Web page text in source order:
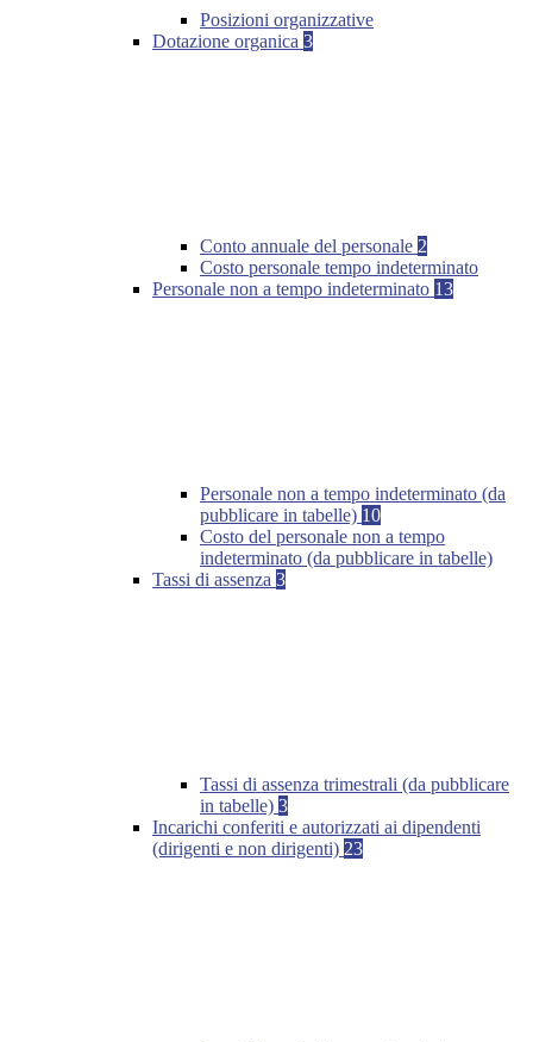
Posizioni organizzative
Dotazione organica 3
Conto annuale del personale 2
Costo personale tempo indeterminato
Personale non a tempo indeterminato 13
Personale non a tempo indeterminato (da
pubblicare in tabelle) 10
Costo del personale non a tempo
indeterminato (da pubblicare in tabelle)
Tassi di assenza 3
Tassi di assenza trimestrali (da pubblicare
in tabelle) 3
Incarichi conferiti e autorizzati ai dipendenti
(dirigenti e non dirigenti) 23